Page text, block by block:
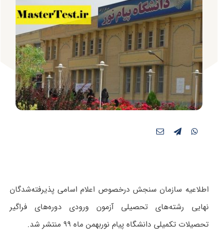
اطلاعیه سازمان سنجش درخصوص اعلام اسامی پذیرفته‌شدگان
نهایی رشته‌های تحصیلی آزمون ورودی دوره‌های فراگیر
تحصیلات تکمیلی دانشگاه پیام نوربهمن ماه ۹۹ منتشر شد.